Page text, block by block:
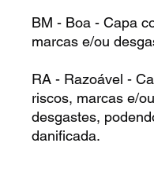
BM - Boa - Capa
marcas e/ou
RA - Razoável -
riscos, marcas e/ou
desgastes,
danificada.